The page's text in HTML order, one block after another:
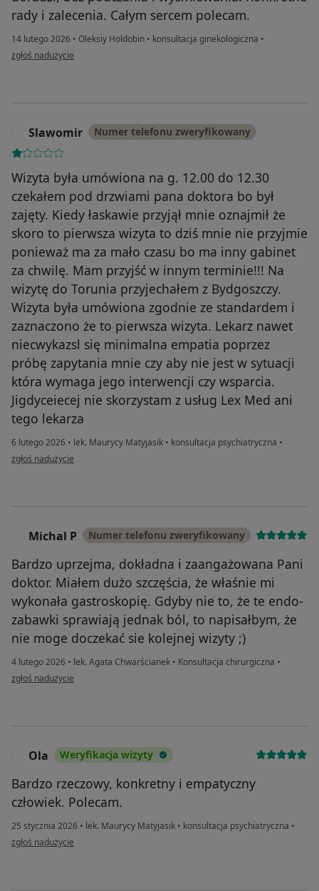
rady i zalecenia. Całym sercem polecam.
14 lutego 2026 • Oleksiy Holdobin • konsultacja ginekologiczna •
w opinii użytkownika Paulina
zgłoś nadużycie
Slawomir Numer telefonu zweryfikowany
Wizyta była umówiona na g. 12.00 do 12.30
czekałem pod drzwiami pana doktora bo był
zajęty. Kiedy łaskawie przyjął mnie oznajmił że
skoro to pierwsza wizyta to dziś mnie nie przyjmie
ponieważ ma za mało czasu bo ma inny gabinet
za chwilę. Mam przyjść w innym terminie!!! Na
wizytę do Torunia przyjechałem z Bydgoszczy.
Wizyta była umówiona zgodnie ze standardem i
zaznaczono że to pierwsza wizyta. Lekarz nawet
niecwykazsl się minimalna empatia poprzez
próbę zapytania mnie czy aby nie jest w sytuacji
która wymaga jego interwencji czy wsparcia.
Jigdyceiecej nie skorzystam z usług Lex Med ani
tego lekarza
6 lutego 2026 • lek. Maurycy Matyjasik • konsultacja psychiatryczna •
w opinii użytkownika Slawomir
zgłoś nadużycie
Michal P Numer telefonu zweryfikowany
Bardzo uprzejma, dokładna i zaangażowana Pani
doktor. Miałem dużo szczęścia, że właśnie mi
wykonała gastroskopię. Gdyby nie to, że te endo-
zabawki sprawiają jednak ból, to napisałbym, że
nie moge doczekać sie kolejnej wizyty ;)
4 lutego 2026 • lek. Agata Chwarścianek • Konsultacja chirurgiczna •
w opinii użytkownika Michal P
zgłoś nadużycie
Ola Weryfikacja wizyty
Bardzo rzeczowy, konkretny i empatyczny
człowiek. Polecam.
25 stycznia 2026 • lek. Maurycy Matyjasik • konsultacja psychiatryczna •
w opinii użytkownika Ola
zgłoś nadużycie